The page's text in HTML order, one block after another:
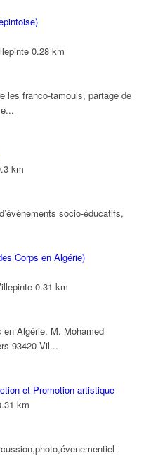
0.28 km
les franco-tamouls, partage de
km
socio-éducatifs,
Corps en Algérie)
0.31 km
Algérie. M. Mohamed
93420 Vil...
et Promotion artistique
km